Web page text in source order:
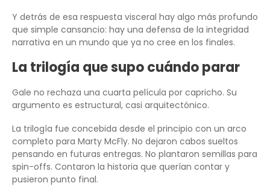
Y detrás de esa respuesta visceral hay algo más profundo
que simple cansancio: hay una defensa de la integridad
narrativa en un mundo que ya no cree en los finales.
La trilogía que supo cuándo parar
Gale no rechaza una cuarta película por capricho. Su
argumento es estructural, casi arquitectónico.
La trilogía fue concebida desde el principio con un arco
completo para Marty McFly. No dejaron cabos sueltos
pensando en futuras entregas. No plantaron semillas para
spin-offs. Contaron la historia que querían contar y
pusieron punto final.